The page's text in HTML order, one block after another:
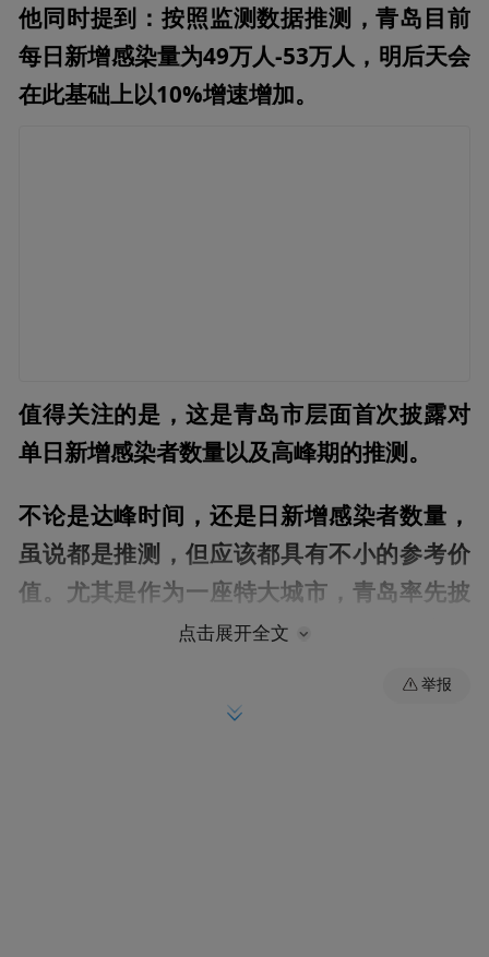
他同时提到：按照监测数据推测，青岛目前
每日新增感染量为49万人-53万人，明后天会
在此基础上以10%增速增加。
值得关注的是，这是青岛市层面首次披露对
单日新增感染者数量以及高峰期的推测。
不论是达峰时间，还是日新增感染者数量，
虽说都是推测，但应该都具有不小的参考价
值。尤其是作为一座特大城市，青岛率先披
露推测的结果，对于后续战疫也具有一定的
点击展开全文
举报